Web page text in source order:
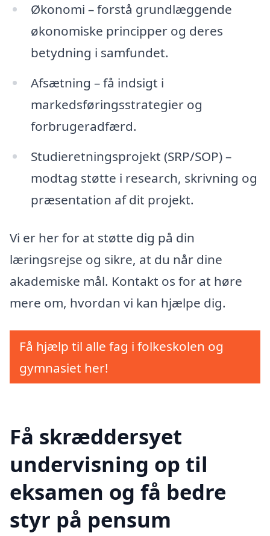
Økonomi – forstå grundlæggende
økonomiske principper og deres
betydning i samfundet.
Afsætning – få indsigt i
markedsføringsstrategier og
forbrugeradfærd.
Studieretningsprojekt (SRP/SOP) –
modtag støtte i research, skrivning og
præsentation af dit projekt.
Vi er her for at støtte dig på din
læringsrejse og sikre, at du når dine
akademiske mål. Kontakt os for at høre
mere om, hvordan vi kan hjælpe dig.
Få hjælp til alle fag i folkeskolen og
gymnasiet her!
Få skræddersyet
undervisning op til
eksamen og få bedre
styr på pensum